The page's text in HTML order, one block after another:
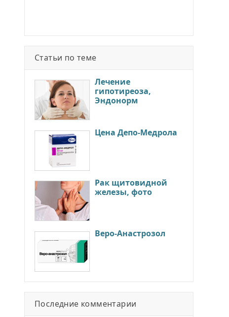
Статьи по теме
Лечение
гипотиреоза,
Эндонорм
Цена Депо-Медрола
Рак щитовидной
железы, фото
Веро-Анастрозол
Последние комментарии